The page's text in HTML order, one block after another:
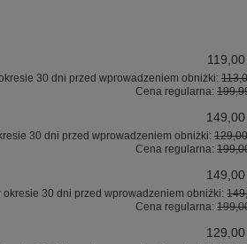
119,00
30 dni przed wprowadzeniem obniżki:
Cena regularna:
149,00
30 dni przed wprowadzeniem obniżki: 129,00
Cena regularna:
149,00
okresie 30 dni przed wprowadzeniem obniżki:
Cena regularna:
129,00